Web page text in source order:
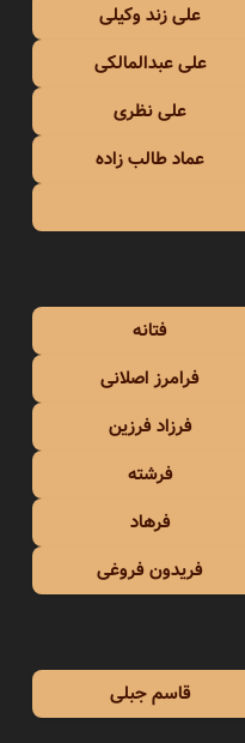
علی زند وکیلی
علی عبدالمالکی
علی نظری
عماد طالب زاده
فتانه
فرامرز اصلانی
فرزاد فرزین
فرشته
فرهاد
فریدون فروغی
قاسم جبلی